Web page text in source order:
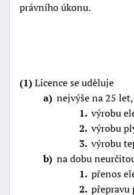
právního úkonu.
(1)Licence se uděluje
a nejvýše na 25
1 výrobu
2 výrobu
3 výrobu
b na dobu
1 přenos
2 přepravu